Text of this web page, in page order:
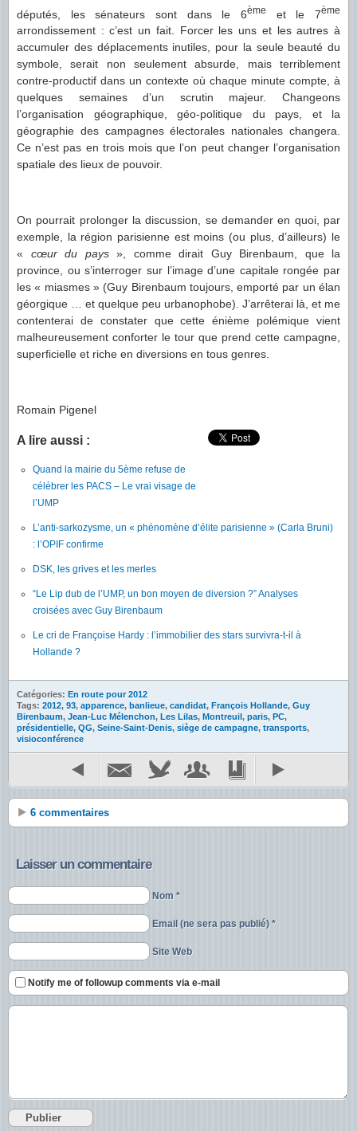
députés, les sénateurs sont dans le 6ème et le 7ème
arrondissement : c’est un fait. Forcer les uns et les autres à
accumuler des déplacements inutiles, pour la seule beauté du
symbole, serait non seulement absurde, mais terriblement
contre-productif dans un contexte où chaque minute compte, à
quelques semaines d’un scrutin majeur. Changeons
l’organisation géographique, géo-politique du pays, et la
géographie des campagnes électorales nationales changera.
Ce n’est pas en trois mois que l’on peut changer l’organisation
spatiale des lieux de pouvoir.
On pourrait prolonger la discussion, se demander en quoi, par
exemple, la région parisienne est moins (ou plus, d’ailleurs) le
« cœur du pays», comme dirait Guy Birenbaum, que la
province, ou s’interroger sur l’image d’une capitale rongée par
les « miasmes » (Guy Birenbaum toujours, emporté par un élan
géorgique … et quelque peu urbanophobe). J’arrêterai là, et me
contenterai de constater que cette énième polémique vient
malheureusement conforter le tour que prend cette campagne,
superficielle et riche en diversions en tous genres.
Romain Pigenel
A lire aussi :
Quand la mairie du 5ème refuse de
célébrer les PACS – Le vrai visage de
l’UMP
L’anti-sarkozysme, un « phénomène d’élite parisienne » (Carla Bruni)
: l’OPIF confirme
DSK, les grives et les merles
“Le Lip dub de l’UMP, un bon moyen de diversion ?” Analyses
croisées avec Guy Birenbaum
Le cri de Françoise Hardy : l’immobilier des stars survivra-t-il à
Hollande ?
Catégories: En route pour 2012
Tags: 2012, 93, apparence, banlieue, candidat, François Hollande, Guy
Birenbaum, Jean-Luc Mélenchon, Les Lilas, Montreuil, paris, PC,
présidentielle, QG, Seine-Saint-Denis, siège de campagne, transports,
visioconférence
6 commentaires
Laisser un commentaire
Nom *
Email (ne sera pas publié) *
Site Web
Notify me of followup comments via e-mail